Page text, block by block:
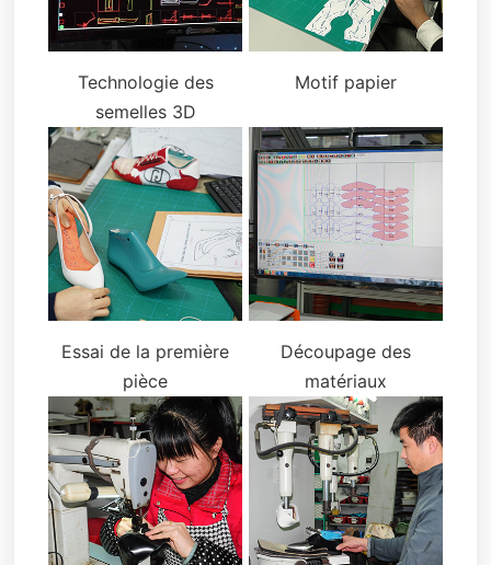
Technologie des
semelles 3D
Motif papier
Essai de la première
pièce
Découpage des
matériaux